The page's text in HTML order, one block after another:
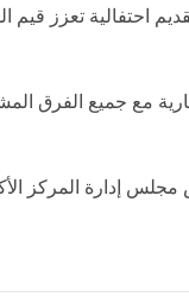
احتفالية تعزز قيم
مع جميع الفرق
إدارة المركز